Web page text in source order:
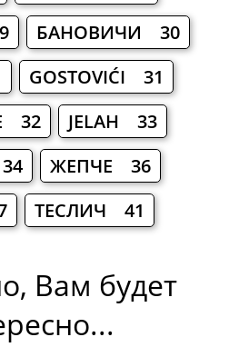
БАНОВИЧИ 30
GOSTOVIĆI 31
32
JELAH 33
ЖЕПЧЕ 36
ТЕСЛИЧ 41
Вам будет